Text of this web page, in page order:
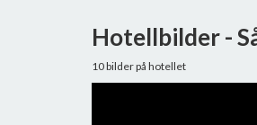
Hotellbilder -
10 bilder på hotellet